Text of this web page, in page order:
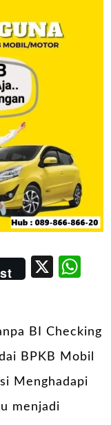
X
BI Checking
BPKB Mobil
Menghadapi
menjadi